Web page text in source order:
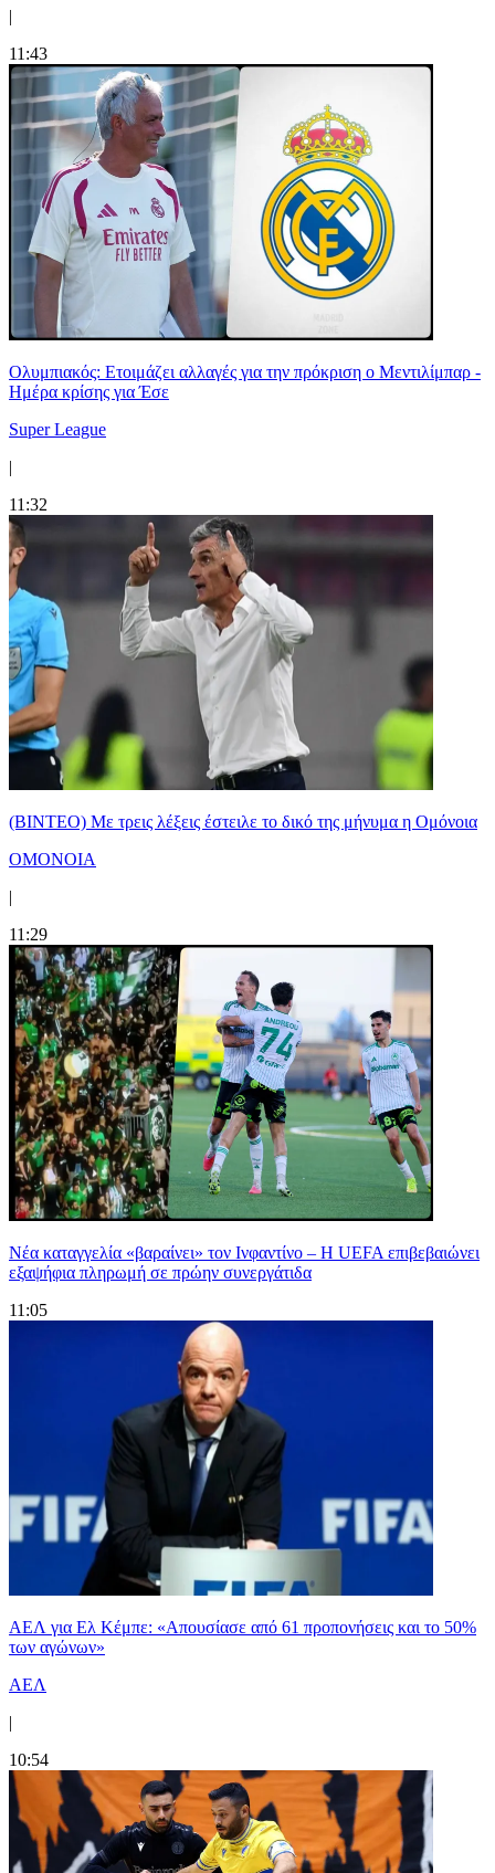
|
11:43
Ολυμπιακός: Ετοιμάζει αλλαγές για την πρόκριση ο Μεντιλίμπαρ -
Ημέρα κρίσης για Έσε
Super League
|
11:32
(ΒΙΝΤΕΟ) Με τρεις λέξεις έστειλε το δικό της μήνυμα η Ομόνοια
ΟΜΟΝΟΙΑ
|
11:29
Νέα καταγγελία «βαραίνει» τον Ινφαντίνο – Η UEFA επιβεβαιώνει
εξαψήφια πληρωμή σε πρώην συνεργάτιδα
11:05
ΑΕΛ για Ελ Κέμπε: «Απουσίασε από 61 προπονήσεις και το 50%
των αγώνων»
ΑΕΛ
|
10:54